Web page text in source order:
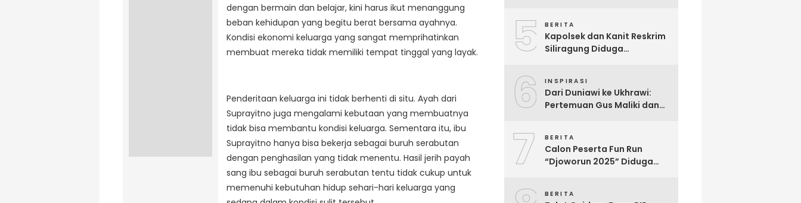
dengan bermain dan belajar, kini harus ikut menanggung
beban kehidupan yang begitu berat bersama ayahnya.
Kondisi ekonomi keluarga yang sangat memprihatinkan
membuat mereka tidak memiliki tempat tinggal yang layak.
Penderitaan keluarga ini tidak berhenti di situ. Ayah dari
Suprayitno juga mengalami kebutaan yang membuatnya
tidak bisa membantu kondisi keluarga. Sementara itu, ibu
Suprayitno hanya bisa bekerja sebagai buruh serabutan
dengan penghasilan yang tidak menentu. Hasil jerih payah
sang ibu sebagai buruh serabutan tentu tidak cukup untuk
memenuhi kebutuhan hidup sehari-hari keluarga yang
5 BERITA
Kapolsek dan Kanit Reskrim
Siliragung Diduga
6 INSPIRASI
Dari Duniawi ke Ukhrawi:
Pertemuan Gus Maliki dan
7 BERITA
Calon Peserta Fun Run
“Djoworun 2025” Diduga
BERITA